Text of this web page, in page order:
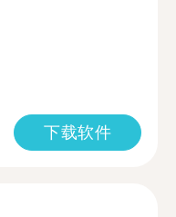
下载软件